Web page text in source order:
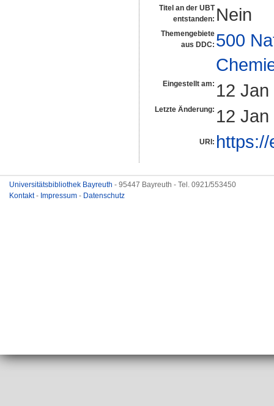
Titel an der UBT
entstanden: Nein
Themengebiete
aus DDC: 500
Eingestellt am: 12
Letzte Änderung: 12
URI:
Universitätsbibliothek Bayreuth - 95447 Bayreuth - Tel. 0921/553450
Kontakt- Impressum - Datenschutz